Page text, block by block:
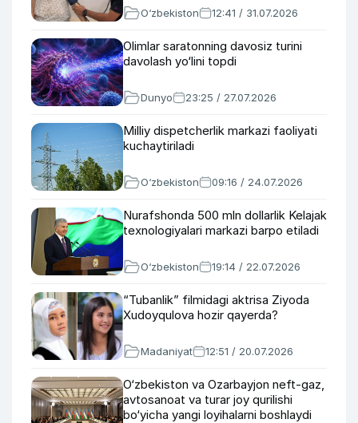
O‘zbekiston 12:41 / 31.07.2026
Olimlar saratonning davosiz turini
davolash yo‘lini topdi
Dunyo 23:25 / 27.07.2026
Milliy dispetcherlik markazi faoliyati
kuchaytiriladi
O‘zbekiston 09:16 / 24.07.2026
Nurafshonda 500 mln dollarlik Kelajak
texnologiyalari markazi barpo etiladi
O‘zbekiston 19:14 / 22.07.2026
“Tubanlik” filmidagi aktrisa Ziyoda
Xudoyqulova hozir qayerda?
Madaniyat 12:51 / 20.07.2026
O‘zbekiston va Ozarbayjon neft-gaz,
avtosanoat va turar joy qurilishi
bo‘yicha yangi loyihalarni boshlaydi